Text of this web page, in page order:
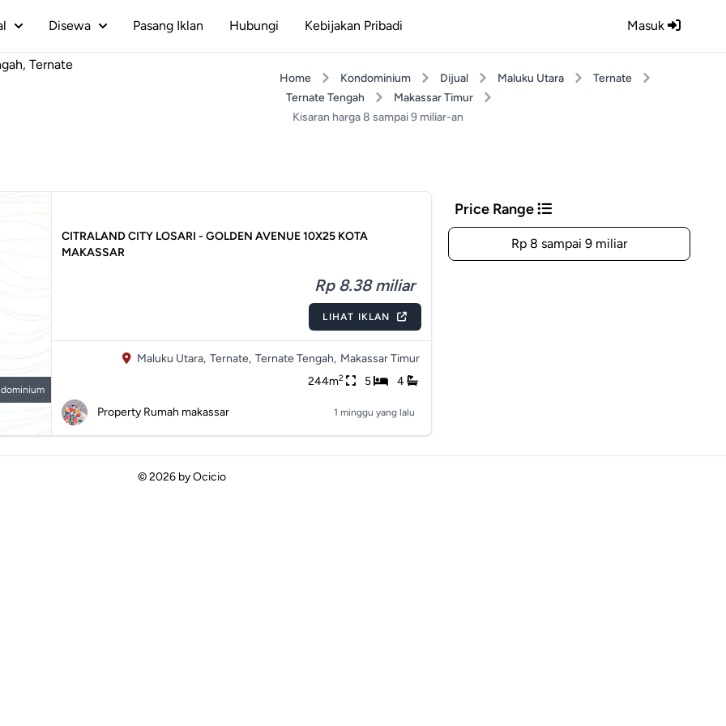
Masuk
Disewa Pasang Iklan Hubungi Kebijakan Pribadi
Ternate
Home Kondominium Dijual Maluku Utara
Ternate
Ternate Tengah
Makassar Timur
Kisaran harga 8 sampai 9 miliar-an
CITRALAND CITY LOSARI - GOLDEN AVENUE 10X25 KOTA
MAKASSAR
Rp 8.38 miliar
LIHAT IKLAN
Maluku Utara, Ternate, Ternate Tengah, Makassar Timur
244m2 5 4
Property Rumah makassar 1 minggu yang lalu
Price Range
Rp 8 sampai 9 miliar
© 2026 byOcicio